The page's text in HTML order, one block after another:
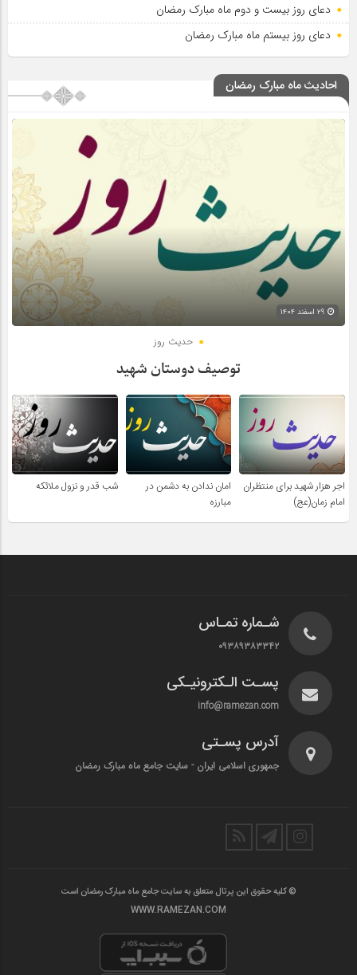
دعای روز بیست و دوم ماه مبارک رمضان
دعای روز بیستم ماه مبارک رمضان
احادیث ماه مبارک رمضان
حدیث روز
توصیف دوستان شهید
اجر هزار شهید برای منتظران
امام زمان(عج)
امان ندادن به دشمن در
مبارزه
شب قدر و نزول ملائکه
شـماره تمـاس
۰۹۳۸۹۳۸۳۳۴۲
پسـت الـکترونیـکی
info@ramezan.com
آدرس پسـتی
جمهوری اسلامی ایران - سایت جامع ماه مبارک رمضان
© کلیه حقوق این پرتال متعلق به سایت جامع ماه مبارک رمضان است
WWW.RAMEZAN.COM